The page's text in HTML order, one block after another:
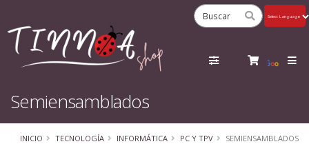
Semiensamblados
INICIO TECNOLOGÍA INFORMÁTICA PC Y TPV SEMIENSAMBLADOS